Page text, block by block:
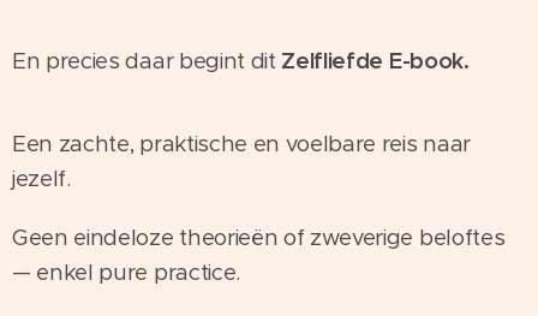
En precies daar begint dit Zelfliefde E-book.
Een zachte, praktische en voelbare reis naar
jezelf.
Geen eindeloze theorieën of zweverige beloftes
— enkel pure practice.